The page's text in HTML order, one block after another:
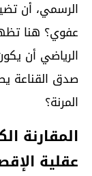
الرسمي، أن
عفوي؟ هنا
الرياضي أن
صدق القناعة
المرنة؟
المقارنة
عقلية